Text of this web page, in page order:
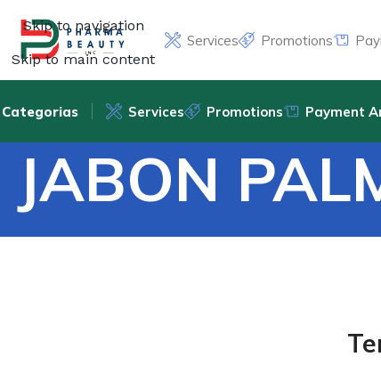
Skip to navigation
Skip to main content
Services Promotions
Categorias Services Promotions Payment
JABON